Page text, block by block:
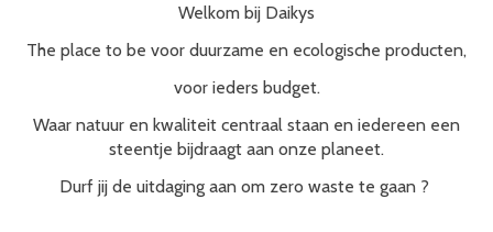
Welkom bij Daikys
The place to be voor duurzame en ecologische producten,
voor ieders budget.
Waar natuur en kwaliteit centraal staan en iedereen een
steentje bijdraagt aan onze planeet.
Durf jij de uitdaging aan om zero waste te gaan ?